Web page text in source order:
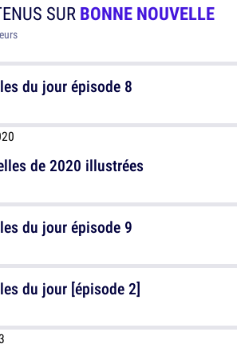
SURBONNE NOUVELLE
du jour épisode 8
du jour épisode 9
de 2020 illustrées
du jour [épisode 2]